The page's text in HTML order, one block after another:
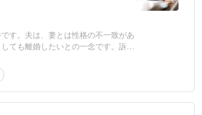
す。夫は、妻とは性格の不一致があ
ても離婚したいとの一念です。訴状